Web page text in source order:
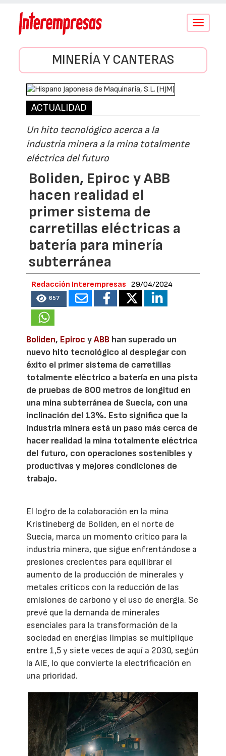
Conmutar
MINERÍA Y CANTERAS
ACTUALIDAD
Un hito tecnológico acerca a la
industria minera a la mina totalmente
eléctrica del futuro
Boliden, Epiroc y ABB
hacen realidad el
primer sistema de
carretillas eléctricas a
batería para minería
subterránea
Redacción Interempresas 29/04/2024
657
Boliden, Epiroc yABB han superado un
nuevo hito tecnológico al desplegar con
éxito el primer sistema de carretillas
totalmente eléctrico a batería en una pista
de pruebas de 800 metros de longitud en
una mina subterránea de Suecia, con una
inclinación del 13%. Esto significa que la
industria minera está un paso más cerca de
hacer realidad la mina totalmente eléctrica
del futuro, con operaciones sostenibles y
productivas y mejores condiciones de
trabajo.
El logro de la colaboración en la mina
Kristineberg de Boliden, en el norte de
Suecia, marca un momento crítico para la
industria minera, que sigue enfrentándose a
presiones crecientes para equilibrar el
aumento de la producción de minerales y
metales críticos con la reducción de las
emisiones de carbono y el uso de energía. Se
prevé que la demanda de minerales
esenciales para la transformación de la
sociedad en energías limpias se multiplique
entre 1,5 y siete veces de aquí a 2030, según
la AIE, lo que convierte la electrificación en
una prioridad.